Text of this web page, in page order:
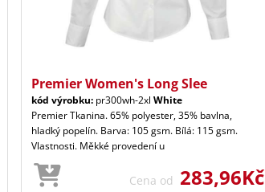
Premier Women's Long Slee
kód výrobku: pr300wh-2xl White
Premier Tkanina. 65% polyester, 35% bavlna,
hladký popelín. Barva: 105 gsm. Bílá: 115 gsm.
Vlastnosti. Měkké provedení u
Cena od 283,96Kč